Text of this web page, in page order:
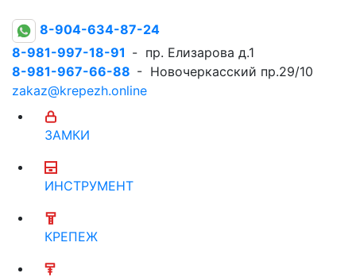
8-904-634-87-24
8-981-997-18-91 - пр. Елизарова д.1
8-981-967-66-88 - Новочеркасский пр.29/10
zakaz@krepezh.online
ЗАМКИ
ИНСТРУМЕНТ
КРЕПЕЖ